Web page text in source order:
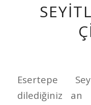
Esertepe
dilediğiniz an